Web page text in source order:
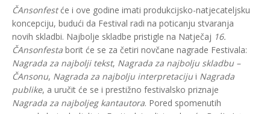
ČAnsonfestće i ove godine imati produkcijsko-natjecateljsku
koncepciju, budući da Festival radi na poticanju stvaranja
novih skladbi. Najbolje skladbe pristigle na Natječaj 16.
ČAnsonfesta borit će se za četiri novčane nagrade Festivala:
Nagrada za najbolji tekst, Nagrada za najbolju skladbu –
ČAnsonu, Nagrada za najbolju interpretaciju i Nagrada
publike, a uručit će se i prestižno festivalsko priznaje
Nagrada za najboljeg kantautora. Pored spomenutih